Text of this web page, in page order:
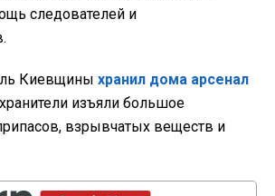
следователей и
Киевщины хранил дома арсенал
изъяли большое
взрывчатых веществ и